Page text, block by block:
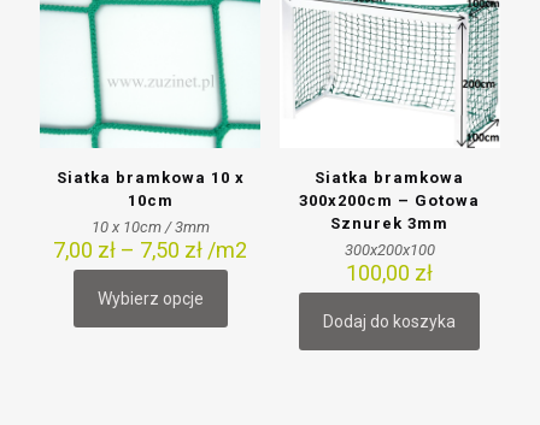
wariantów.
Opcje
można
wybrać
stronie
produktu
wariantów.
Opcje
można
wybrać
na
Siatka bramkowa 10 x
10cm
10 x 10cm / 3mm
7,00 zł – 7,50 zł /m2
Wybierz opcje
produkt
Siatka bramkowa
300x200cm – Gotowa
Sznurek 3mm
300x200x100
100,00 zł
Dodaj do koszyka